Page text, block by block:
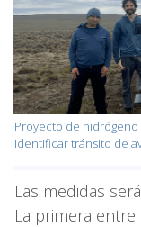
Proyecto de
identificar tránsito de
Las medidas
La primera